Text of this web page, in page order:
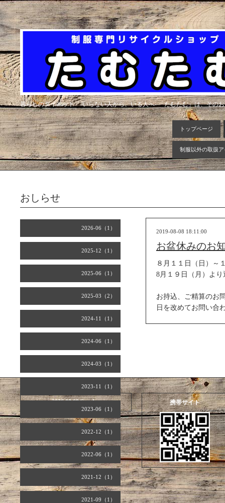
暮らしのダイエット -いらない人から、いる人へ- 「たむたむ」は、その
トップページ
制服以外の取扱
2026-06（1）
2025-12（1）
2025-06（1）
2025-03（2）
2024-11（1）
2024-06（1）
2024-03（1）
2023-11（1）
2023-06（1）
2022-12（1）
2022-06（1）
2021-12（1）
2021-09（1）
おしらせ
2019-08-08 18:11:00
お盆休みのお
８月１１日（日）～
8月１９日（月）よ
お持込、ご精算のお
日を改めてお問い合
2026.08.09 Sunday 携帯サイト